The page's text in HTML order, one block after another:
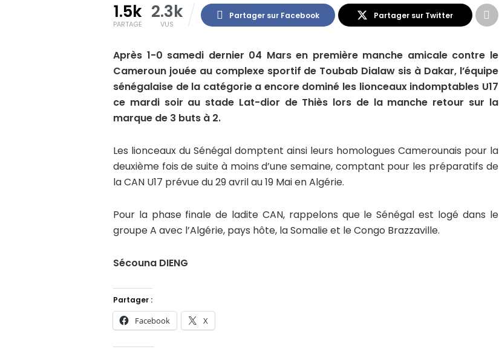
1.5k
PARTAGE
2.3k
VUS
Partager sur Facebook Partager sur Twitter
Après 1-0 samedi dernier 04 Mars en première manche amicale contre le
Cameroun jouée au complexe sportif de Toubab Dialaw sis à Dakar, l’équipe
sénégalaise de la catégorie a encore dominé les lionceaux indomptables U17
ce mardi soir au stade Lat-dior de Thiès lors de la manche retour sur la
marque de 3 buts à 2.
Les lionceaux du Sénégal domptent ainsi leurs homologues Camerounais pour la
deuxième fois de suite à moins d’une semaine, comptant pour les préparatifs de
la CAN U17 prévue du 29 avril au 19 Mai en Algérie.
Pour la phase finale de ladite CAN, rappelons que le Sénégal est logé dans le
groupe A avec l’Algérie, pays hôte, la Somalie et le Congo Brazzaville.
Sécouna DIENG
Partager :
Facebook X